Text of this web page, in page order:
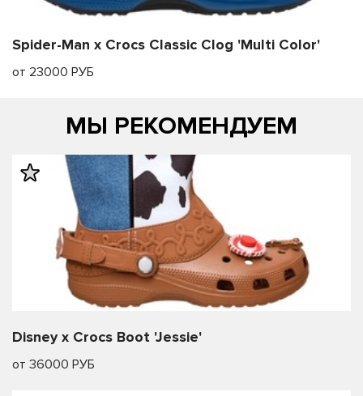
Spider-Man x Crocs Classic Clog 'Multi Color'
от 23000 РУБ
МЫ РЕКОМЕНДУЕМ
Disney x Crocs Boot 'Jessie'
от 36000 РУБ